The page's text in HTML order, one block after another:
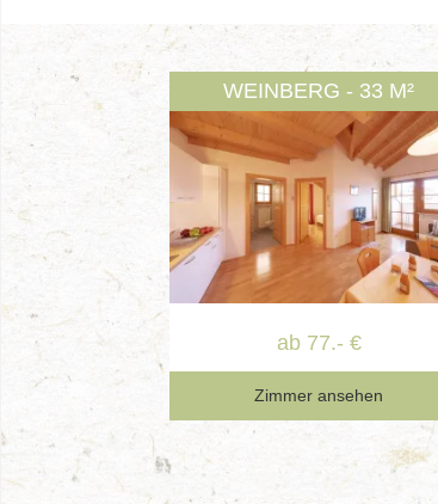
WEINBERG - 33 M²
ab 77.- €
Zimmer ansehen